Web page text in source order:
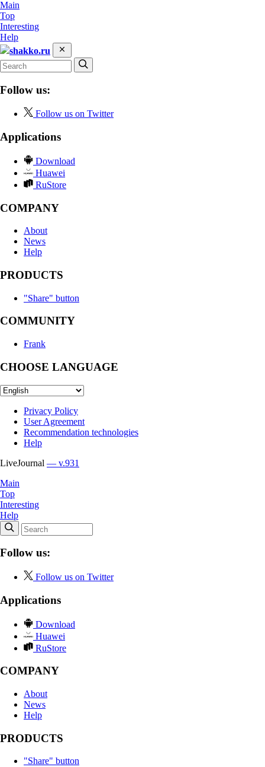
Main
Top
Interesting
Help
shakko.ru
Follow us:
Follow us on Twitter
Applications
Download
Huawei
RuStore
COMPANY
About
News
Help
PRODUCTS
"Share" button
COMMUNITY
Frank
CHOOSE LANGUAGE
Privacy Policy
User Agreement
Recommendation technologies
Help
LiveJournal — v.931
Main
Top
Interesting
Help
Follow us:
Follow us on Twitter
Applications
Download
Huawei
RuStore
COMPANY
About
News
Help
PRODUCTS
"Share" button